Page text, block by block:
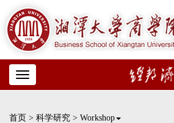
Toggle
navigation
首页 > 科学研究 > Workshop